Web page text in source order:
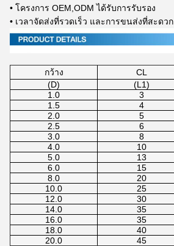
• โครงการ OEM,ODM ได้รับการรับรอง
• เวลาจัดส่งที่รวดเร็ว และการขนส่งที่สะดวก
กว้าง CL
(D)
(L1)
1.0
3
1.5
4
2.0
5
2.5
6
3.0
8
4.0
10
5.0
13
6.0
15
8.0
20
10.0
25
12.0
30
14.0
35
16.0
35
18.0
40
20.0
45